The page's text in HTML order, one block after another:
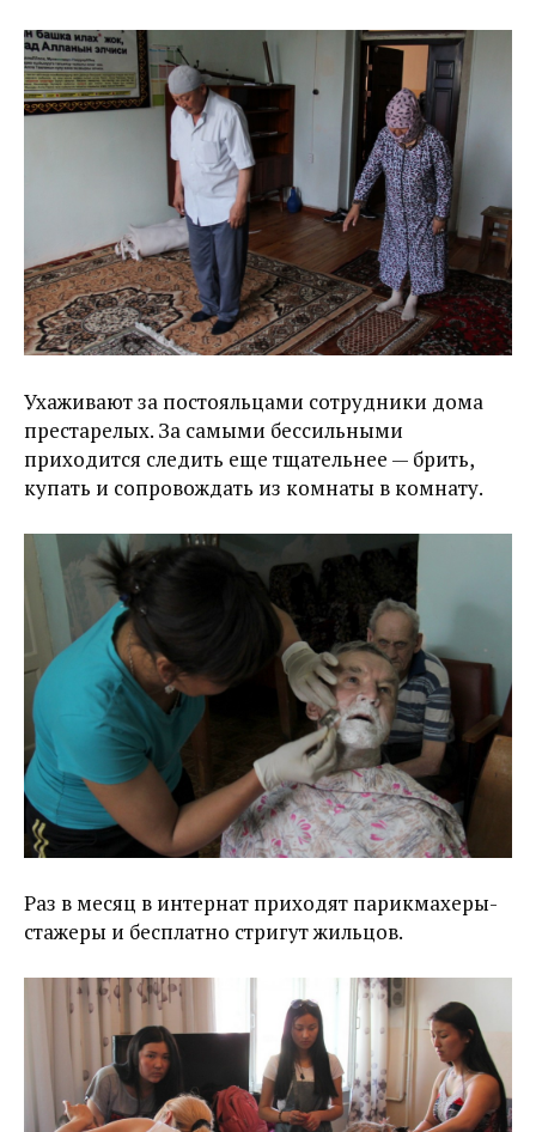
Ухаживают за постояльцами сотрудники дома
престарелых. За самыми бессильными
приходится следить еще тщательнее — брить,
купать и сопровождать из комнаты в комнату.
Раз в месяц в интернат приходят парикмахеры-
стажеры и бесплатно стригут жильцов.